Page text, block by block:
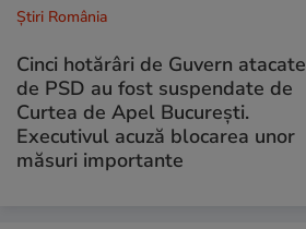
Știri România
Cinci hotărâri de Guvern atacate
de PSD au fost suspendate de
Curtea de Apel București.
Executivul acuză blocarea unor
măsuri importante